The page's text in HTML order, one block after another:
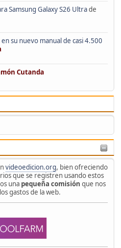
Samsung Galaxy S26 Ultrade
su nuevo manual de casi 4.500
Cutanda
videoedicion.org, bien ofreciendo
que se registren usando estos
una pequeña comisión que nos
gastos de la web.